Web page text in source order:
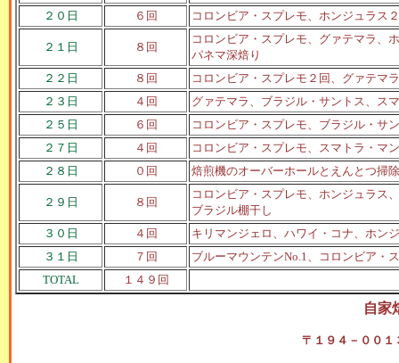
２０日
６回 コロンビア・スプレモ、ホンジュラス
２１日 ８回
コロンビア・スプレモ、グァテマラ、
パネマ深焙り
２２日
８回
コロンビア・スプレモ２回、グァテマ
２３日
４回
グァテマラ、ブラジル・サントス、ス
２５日
６回
コロンビア・スプレモ、ブラジル・サ
２７日
４回
コロンビア・スプレモ、スマトラ・マ
２８日
０回 焙煎機のオーバーホールとえんとつ掃除
２９日 ８回
コロンビア・スプレモ、ホンジュラス
ブラジル棚干し
３０日
４回
キリマンジェロ、ハワイ・コナ、ホン
３１日
７回
ブルーマウンテンNo.1、コロンビア・
TOTAL
１４９回
自家
〒１９４－００１